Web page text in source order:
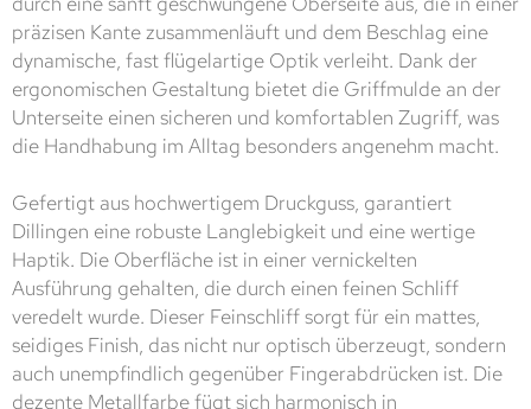
präzisen Kante zusammenläuft und dem Beschlag eine
dynamische, fast flügelartige Optik verleiht. Dank der
ergonomischen Gestaltung bietet die Griffmulde an der
Unterseite einen sicheren und komfortablen Zugriff, was
die Handhabung im Alltag besonders angenehm macht.
Gefertigt aus hochwertigem Druckguss, garantiert
Dillingen eine robuste Langlebigkeit und eine wertige
Haptik. Die Oberfläche ist in einer vernickelten
Ausführung gehalten, die durch einen feinen Schliff
veredelt wurde. Dieser Feinschliff sorgt für ein mattes,
seidiges Finish, das nicht nur optisch überzeugt, sondern
auch unempfindlich gegenüber Fingerabdrücken ist. Die
dezente Metallfarbe fügt sich harmonisch in